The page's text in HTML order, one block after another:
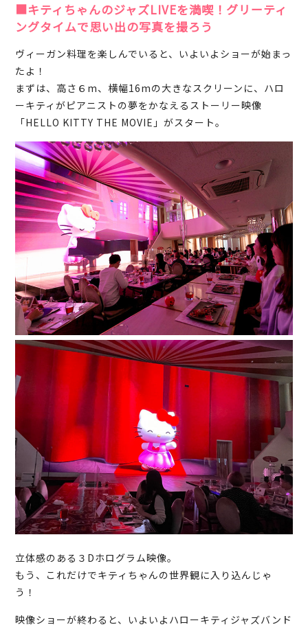
■キティちゃんのジャズLIVEを満喫！グリーティ
ングタイムで思い出の写真を撮ろう
ヴィーガン料理を楽しんでいると、いよいよショーが始まっ
たよ！
まずは、高さ６m、横幅16mの大きなスクリーンに、ハロ
ーキティがピアニストの夢をかなえるストーリー映像
「HELLO KITTY THE MOVIE」がスタート。
立体感のある３Dホログラム映像。
もう、これだけでキティちゃんの世界観に入り込んじゃ
う！
映像ショーが終わると、いよいよハローキティジャズバンド